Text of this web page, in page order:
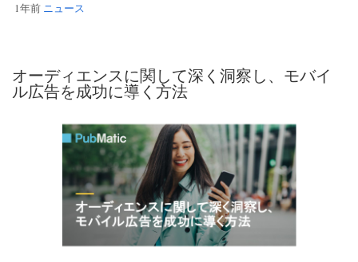
1年前 ニュース
オーディエンスに関して深く洞察し、モバイ
ル広告を成功に導く方法